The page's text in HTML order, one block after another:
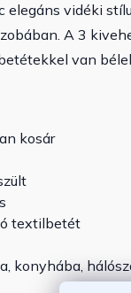
elegáns vidéki
A 3
van
kosár
textilbetét
konyhába,